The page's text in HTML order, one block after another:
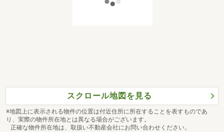
スクロール地図を見る
※地図上に表示される物件の位置は付近住所に所在することを表すものであ
り、実際の物件所在地とは異なる場合がございます。
正確な物件所在地は、取扱い不動産会社にお問い合わせください。